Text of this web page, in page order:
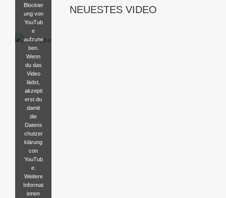
NEUESTES VIDEO
Blockier
ung von
YouTub
e
aufzuhe
ben.
Wenn
du das
Video
lädst,
akzepti
erst du
damit
die
Datens
chutzer
klärung
con
YouTub
e.
Weitere
Informat
ionen